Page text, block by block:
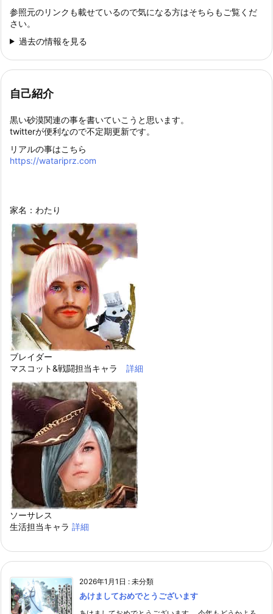
参照元のリンクも載せているので気になる方はそちらもご覧くだ
さい。
過去の情報を見る
自己紹介
黒い砂漠関連の事を書いていこうと思います。
twitterが便利なので不定期更新です。
リアルの事はこちら
https://watariprz.com
家名：わたり
ブレイダー
マスコット&戦闘担当キャラ 詳細
ソーサレス
生活担当キャラ 詳細
2026年1月1日 : 未分類
あけましておめでとうございます